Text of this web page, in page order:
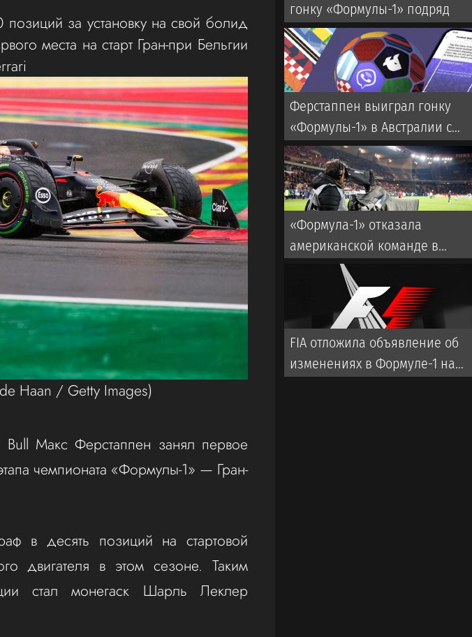
за установку на свой болид
места на старт Гран-при Бельгии
Haan / Getty Images)
Макс Ферстаппен занял первое
чемпионата «Формулы-1» — Гран-
в десять позиций на стартовой
двигателя в этом сезоне. Таким
стал монегаск Шарль Леклер
гонку «Формулы-1» подряд
Ферстаппен выиграл гонку
«Формулы-1» в Австралии с
несколькими авариями
«Формула-1» отказала
американской команде в
присоединении к чемпионату
FIA отложила объявление об
изменениях в Формуле-1 на